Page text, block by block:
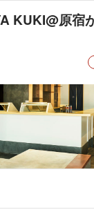
KUKI@原宿